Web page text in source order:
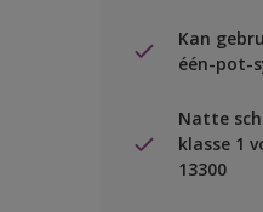
Kan
één-pot-
Natte
klasse 1
13300